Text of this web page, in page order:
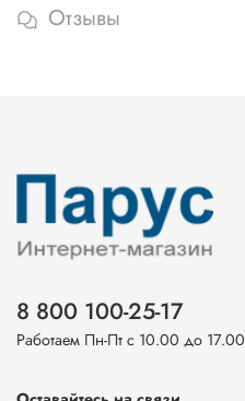
Отзывы
8 800 100-25-17
Работаем Пн-Пт с 10.00 до 17.00